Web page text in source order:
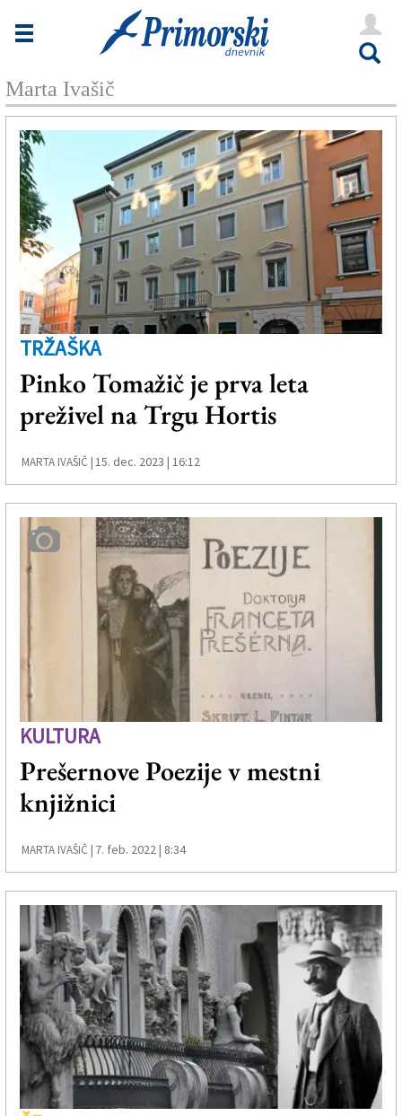
Novice
Goriška
Kultura
Šport
Še
Vreme
V Kioskih
Oglasi
Založnik
Zadruga PD
Naročnine
Marta Ivašič
TRŽAŠKA
Pinko Tomažič je prva leta
preživel na Trgu Hortis
MARTA IVAŠIČ |15. dec. 2023 | 16:12
KULTURA
Prešernove Poezije v mestni
knjižnici
MARTA IVAŠIČ | 7. feb. 2022 | 8:34